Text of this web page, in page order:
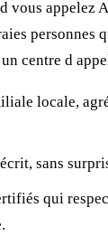
vous appelez
personnes
centre d
locale,
sans
qui